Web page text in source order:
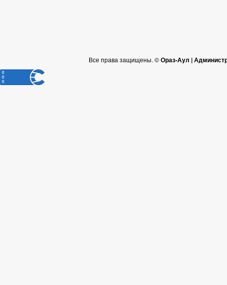
Все права защищены. ©Ораз-Аул |